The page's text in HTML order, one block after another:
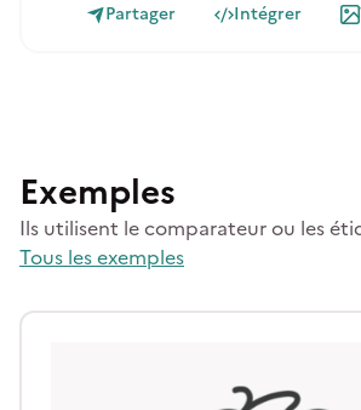
Partager Intégrer
Exemples
Ils utilisent le comparateur ou les
Tous les exemples